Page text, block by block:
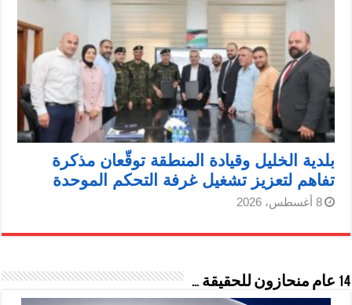
بلدية الخليل وقيادة المنطقة توقّعان مذكرة
تفاهم لتعزيز تشغيل غرفة التحكم الموحدة
8 أغسطس، 2026
14 عام منحازون للحقيقة …